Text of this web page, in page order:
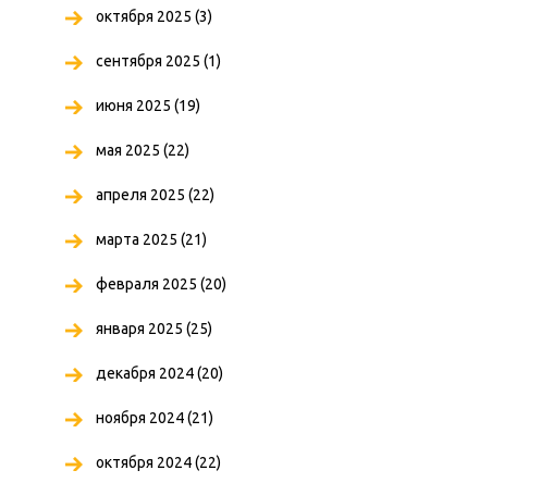
октября 2025 (3)
сентября 2025 (1)
июня 2025 (19)
мая 2025 (22)
апреля 2025 (22)
марта 2025 (21)
февраля 2025 (20)
января 2025 (25)
декабря 2024(20)
ноября 2024(21)
октября 2024(22)